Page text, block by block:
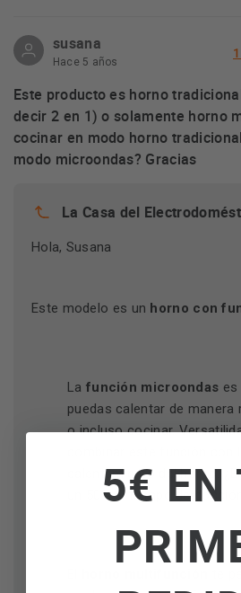
susana
Hace 5 años
Este producto es horno
decir 2 en 1) o solamente horno
cocinar en modo horno
modo microondas? Gracias
La Casa del
Hola, Susana
Este modelo es un horno con
La función microondas es
puedas calentar de manera
o incluso cocinar.
calentamiento del horno.
un 50% el tiempo de cocción.
5€ EN